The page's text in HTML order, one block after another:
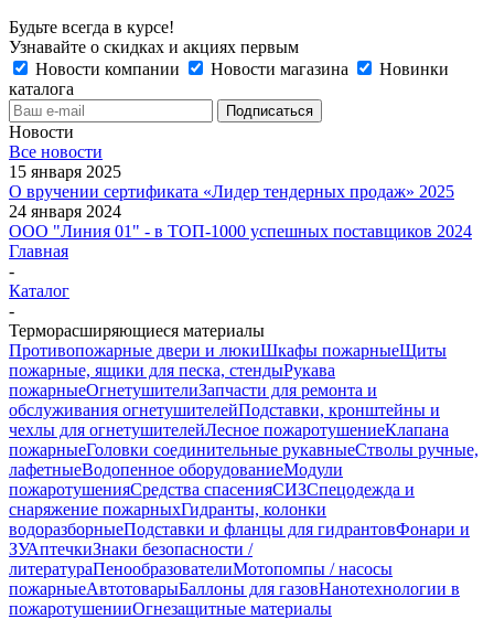
Будьте всегда в курсе!
Узнавайте о скидках и акциях первым
Новости компании
Новости магазина
Новинки
каталога
Новости
Все новости
15 января 2025
О вручении сертификата «Лидер тендерных продаж» 2025
24 января 2024
ООО "Линия 01" - в ТОП-1000 успешных поставщиков 2024
Главная
-
Каталог
-
Терморасширяющиеся материалы
Противопожарные двери и люкиШкафы пожарныеЩиты
пожарные, ящики для песка, стендыРукава
пожарныеОгнетушителиЗапчасти для ремонта и
обслуживания огнетушителейПодставки, кронштейны и
чехлы для огнетушителейЛесное пожаротушениеКлапана
пожарныеГоловки соединительные рукавныеСтволы ручные,
лафетныеВодопенное оборудованиеМодули
пожаротушенияСредства спасенияСИЗСпецодежда и
снаряжение пожарныхГидранты, колонки
водоразборныеПодставки и фланцы для гидрантовФонари и
ЗУАптечкиЗнаки безопасности /
литератураПенообразователиМотопомпы / насосы
пожарныеАвтотоварыБаллоны для газовНанотехнологии в
пожаротушенииОгнезащитные материалы